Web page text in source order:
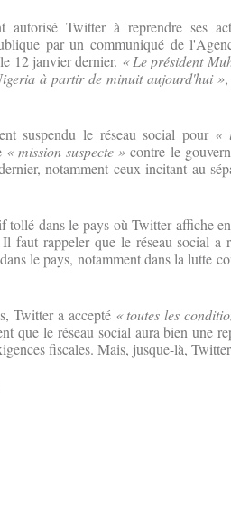
Twitter à reprendre ses
par un communiqué de
12 janvier dernier. « Le président
à partir de minuit aujourd'hui »
suspendu le réseau social pour «
« mission suspecte » contre le
notamment ceux incitant au
tollé dans le pays où Twitter affiche
faut rappeler que le réseau social a
le pays, notamment dans la lutte
Twitter a accepté « toutes les
que le réseau social aura bien une
fiscales. Mais, jusque-là,